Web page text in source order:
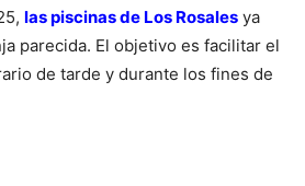
las piscinas de Los Rosales ya
parecida. El objetivo es facilitar el
de tarde y durante los fines de